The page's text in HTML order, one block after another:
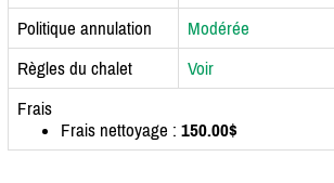
Politique annulation
Modérée
Règles du chalet
Voir
Frais
Frais nettoyage : 150.00$